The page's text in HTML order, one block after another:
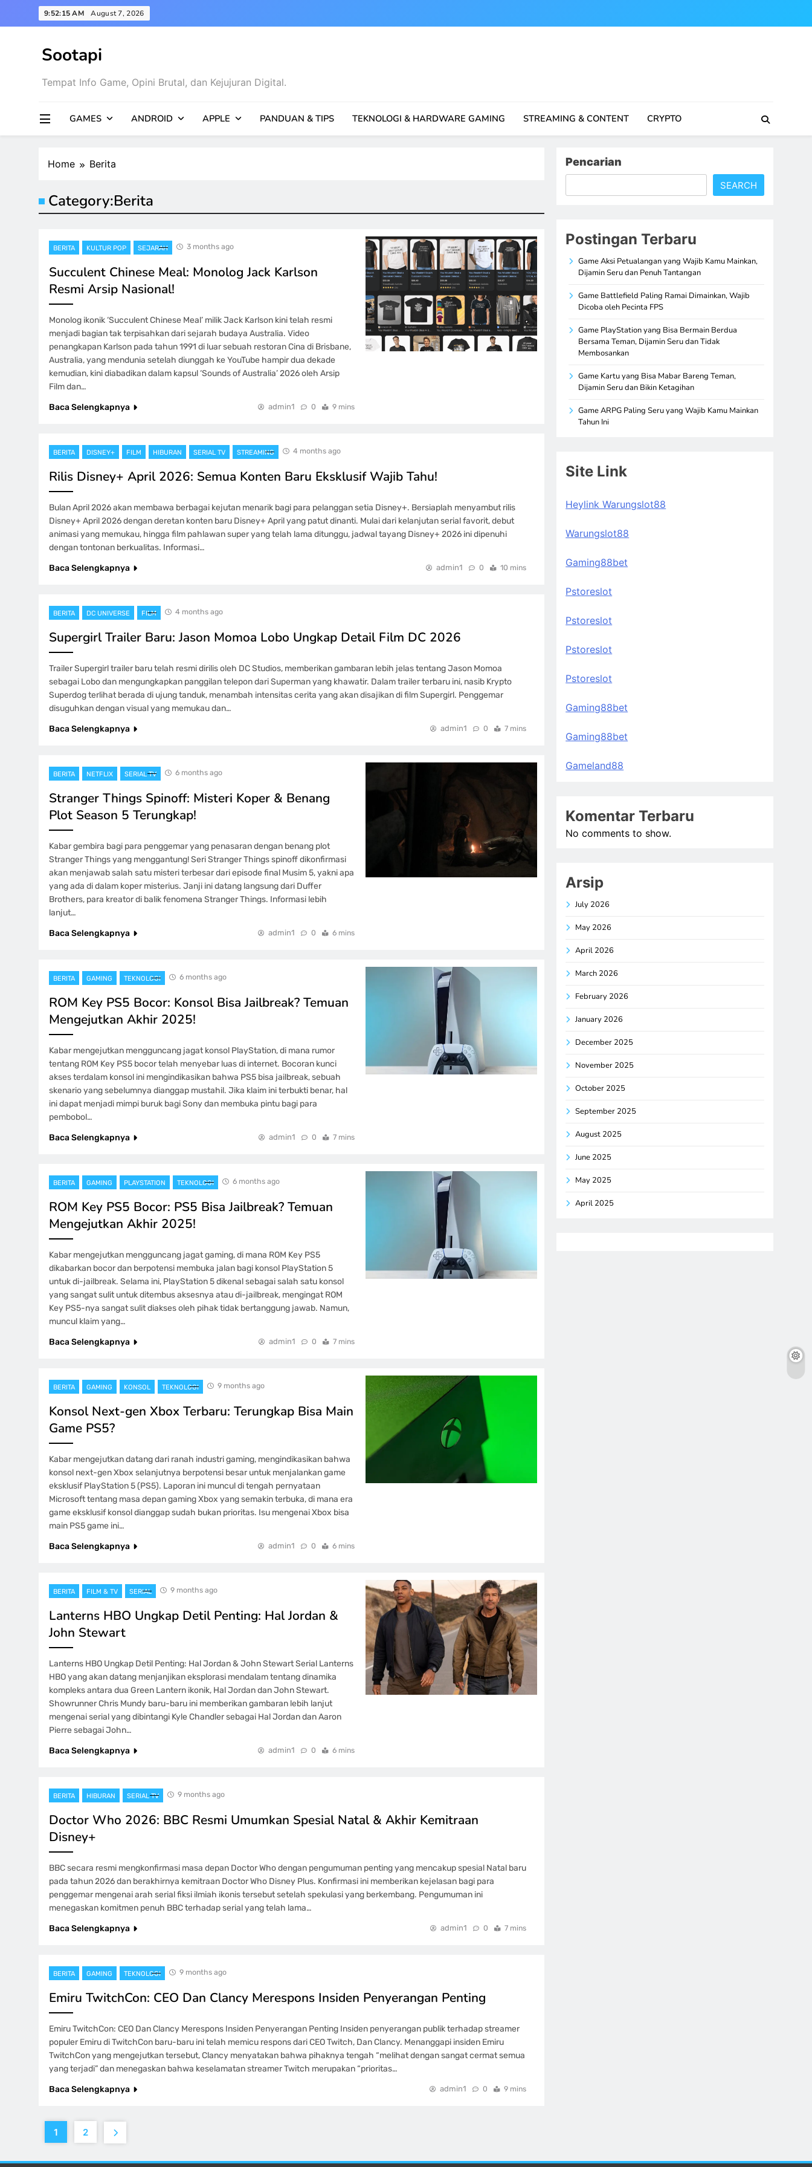
9:52:16 AM August 7, 2026
Sootapi
Tempat Info Game, Opini Brutal, dan Kejujuran Digital.
GAMES ANDROID APPLE PANDUAN & TIPS TEKNOLOGI & HARDWARE GAMING STREAMING & CONTENT CRYPTO
Home Berita
Category:Berita
BERITA KULTUR POP SEJARAH 3 months ago
Succulent Chinese Meal: Monolog Jack Karlson
Resmi Arsip Nasional!
Monolog ikonik ‘Succulent Chinese Meal’ milik Jack Karlson kini telah resmi
menjadi bagian tak terpisahkan dari sejarah budaya Australia. Video
penangkapan Karlson pada tahun 1991 di luar sebuah restoran Cina di Brisbane,
Australia, yang mendunia setelah diunggah ke YouTube hampir dua dekade
kemudian, kini diabadikan dalam kapsul ‘Sounds of Australia’ 2026 oleh Arsip
Film dan…
Baca Selengkapnya
admin1 0 9 mins
BERITA DISNEY+ FILM HIBURAN SERIAL TV STREAMING 4 months ago
Rilis Disney+ April 2026: Semua Konten Baru Eksklusif Wajib Tahu!
Bulan April 2026 akan membawa berbagai kejutan menarik bagi para pelanggan setia Disney+. Bersiaplah menyambut rilis
Disney+ April 2026 dengan deretan konten baru Disney+ April yang patut dinanti. Mulai dari kelanjutan serial favorit, debut
animasi yang memukau, hingga film pahlawan super yang telah lama ditunggu, jadwal tayang Disney+ 2026 ini dipenuhi
dengan tontonan berkualitas. Informasi…
Baca Selengkapnya
admin1 0 10 mins
BERITA DC UNIVERSE FILM 4 months ago
Supergirl Trailer Baru: Jason Momoa Lobo Ungkap Detail Film DC 2026
Trailer Supergirl trailer baru telah resmi dirilis oleh DC Studios, memberikan gambaran lebih jelas tentang Jason Momoa
sebagai Lobo dan mengungkapkan panggilan telepon dari Superman yang khawatir. Dalam trailer terbaru ini, nasib Krypto
Superdog terlihat berada di ujung tanduk, menambah intensitas cerita yang akan disajikan di film Supergirl. Penggemar
disuguhkan dengan visual yang memukau dan…
Baca Selengkapnya
admin1 0 7 mins
BERITA NETFLIX SERIAL TV 6 months ago
Stranger Things Spinoff: Misteri Koper & Benang
Plot Season 5 Terungkap!
Kabar gembira bagi para penggemar yang penasaran dengan benang plot
Stranger Things yang menggantung! Seri Stranger Things spinoff dikonfirmasi
akan menjawab salah satu misteri terbesar dari episode final Musim 5, yakni apa
yang ada di dalam koper misterius. Janji ini datang langsung dari Duffer
Brothers, para kreator di balik fenomena Stranger Things. Informasi lebih
lanjut…
Baca Selengkapnya
admin1 0 6 mins
BERITA GAMING TEKNOLOGI 6 months ago
ROM Key PS5 Bocor: Konsol Bisa Jailbreak? Temuan
Mengejutkan Akhir 2025!
Kabar mengejutkan mengguncang jagat konsol PlayStation, di mana rumor
tentang ROM Key PS5 bocor telah menyebar luas di internet. Bocoran kunci
akses terdalam konsol ini mengindikasikan bahwa PS5 bisa jailbreak, sebuah
skenario yang sebelumnya dianggap mustahil. Jika klaim ini terbukti benar, hal
ini dapat menjadi mimpi buruk bagi Sony dan membuka pintu bagi para
pembobol…
Baca Selengkapnya
admin1 0 7 mins
BERITA GAMING PLAYSTATION TEKNOLOGI 6 months ago
ROM Key PS5 Bocor: PS5 Bisa Jailbreak? Temuan
Mengejutkan Akhir 2025!
Kabar mengejutkan mengguncang jagat gaming, di mana ROM Key PS5
dikabarkan bocor dan berpotensi membuka jalan bagi konsol PlayStation 5
untuk di-jailbreak. Selama ini, PlayStation 5 dikenal sebagai salah satu konsol
yang sangat sulit untuk ditembus aksesnya atau di-jailbreak, mengingat ROM
Key PS5-nya sangat sulit diakses oleh pihak tidak bertanggung jawab. Namun,
muncul klaim yang…
Baca Selengkapnya
admin1 0 7 mins
BERITA GAMING KONSOL TEKNOLOGI 9 months ago
Konsol Next-gen Xbox Terbaru: Terungkap Bisa Main
Game PS5?
Kabar mengejutkan datang dari ranah industri gaming, mengindikasikan bahwa
konsol next-gen Xbox selanjutnya berpotensi besar untuk menjalankan game
eksklusif PlayStation 5 (PS5). Laporan ini muncul di tengah pernyataan
Microsoft tentang masa depan gaming Xbox yang semakin terbuka, di mana era
game eksklusif konsol dianggap sudah bukan prioritas. Isu mengenai Xbox bisa
main PS5 game ini…
Baca Selengkapnya
admin1 0 6 mins
BERITA FILM & TV SERIAL 9 months ago
Lanterns HBO Ungkap Detil Penting: Hal Jordan &
John Stewart
Lanterns HBO Ungkap Detil Penting: Hal Jordan & John Stewart Serial Lanterns
HBO yang akan datang menjanjikan eksplorasi mendalam tentang dinamika
kompleks antara dua Green Lantern ikonik, Hal Jordan dan John Stewart.
Showrunner Chris Mundy baru-baru ini memberikan gambaran lebih lanjut
mengenai serial yang dibintangi Kyle Chandler sebagai Hal Jordan dan Aaron
Pierre sebagai John…
Baca Selengkapnya
admin1 0 6 mins
BERITA HIBURAN SERIAL TV 9 months ago
Doctor Who 2026: BBC Resmi Umumkan Spesial Natal & Akhir Kemitraan
Disney+
BBC secara resmi mengkonfirmasi masa depan Doctor Who dengan pengumuman penting yang mencakup spesial Natal baru
pada tahun 2026 dan berakhirnya kemitraan Doctor Who Disney Plus. Konfirmasi ini memberikan kejelasan bagi para
penggemar mengenai arah serial fiksi ilmiah ikonis tersebut setelah spekulasi yang berkembang. Pengumuman ini
menegaskan komitmen penuh BBC terhadap serial yang telah lama…
Baca Selengkapnya
admin1 0 7 mins
BERITA GAMING TEKNOLOGI 9 months ago
Emiru TwitchCon: CEO Dan Clancy Merespons Insiden Penyerangan Penting
Emiru TwitchCon: CEO Dan Clancy Merespons Insiden Penyerangan Penting Insiden penyerangan publik terhadap streamer
populer Emiru di TwitchCon baru-baru ini telah memicu respons dari CEO Twitch, Dan Clancy. Menanggapi insiden Emiru
TwitchCon yang mengejutkan tersebut, Clancy menyatakan bahwa pihaknya tengah “melihat dengan sangat cermat semua
yang terjadi” dan menegaskan bahwa keselamatan streamer Twitch merupakan “prioritas…
Baca Selengkapnya
admin1 0 9 mins
1 2
Pencarian
SEARCH
Postingan Terbaru
Game Aksi Petualangan yang Wajib Kamu Mainkan,
Dijamin Seru dan Penuh Tantangan
Game Battlefield Paling Ramai Dimainkan, Wajib
Dicoba oleh Pecinta FPS
Game PlayStation yang Bisa Bermain Berdua
Bersama Teman, Dijamin Seru dan Tidak
Membosankan
Game Kartu yang Bisa Mabar Bareng Teman,
Dijamin Seru dan Bikin Ketagihan
Game ARPG Paling Seru yang Wajib Kamu Mainkan
Tahun Ini
Site Link
Heylink Warungslot88
Warungslot88
Gaming88bet
Pstoreslot
Pstoreslot
Pstoreslot
Pstoreslot
Gaming88bet
Gaming88bet
Gameland88
Komentar Terbaru
No comments to show.
Arsip
July 2026
May 2026
April 2026
March 2026
February 2026
January 2026
December 2025
November 2025
October 2025
September 2025
August 2025
June 2025
May 2025
April 2025